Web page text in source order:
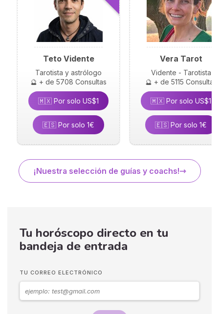
Teto Vidente
Tarotista y astrólogo
🔮 + de 5708 Consultas
🇲🇽 Por solo US$1
🇪🇸 Por solo 1€
Vera Tarot
Vidente - Tarotista
🔮 + de 5115 Consultas
🇲🇽 Por solo US$1
🇪🇸 Por solo 1€
¡Nuestra selección de guías y coachs!
Tu horóscopo directo en tu
bandeja de entrada
TU CORREO ELECTRÓNICO